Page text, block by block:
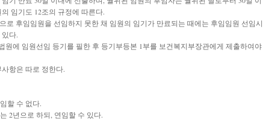
임기도 12조의 규정에 따른다.
후임임원을 선임하지 못한 채 임원의 임기가 만료되는 때에는 후임임원 선임시
다.
에 임원선임 등기를 필한 후 등기부등본 1부를 보건복지부장관에게 제출하여야
항은 따로 정한다.
할 수 없다.
2년으로 하되, 연임할 수 있다.